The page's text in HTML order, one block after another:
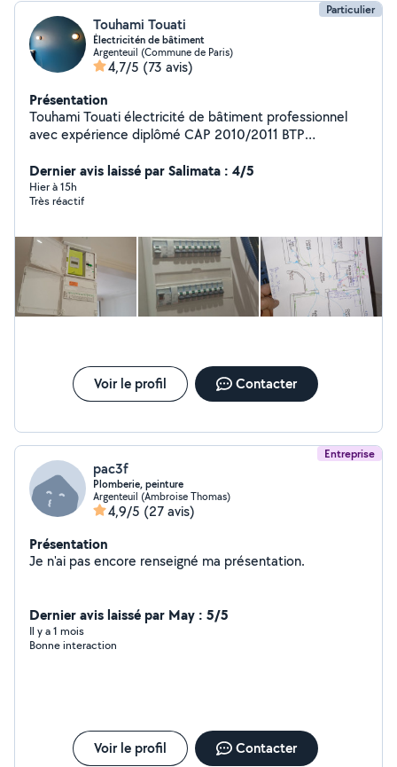
Particulier
Touhami Touati
Électricitén de bâtiment
Argenteuil (Commune de Paris)
4,7/5 (73 avis)
Présentation
Touhami Touati électricité de bâtiment professionnel
avec expérience diplômé CAP 2010/2011 BTP
Dernier avis laissé par Salimata : 4/5
Hier à 15h
Très réactif
Voir le profil Contacter
Entreprise
pac3f
Plomberie, peinture
Argenteuil (Ambroise Thomas)
4,9/5 (27 avis)
Présentation
Je n'ai pas encore renseigné ma présentation.
Dernier avis laissé par May : 5/5
Il y a 1 mois
Bonne interaction
Voir le profil Contacter